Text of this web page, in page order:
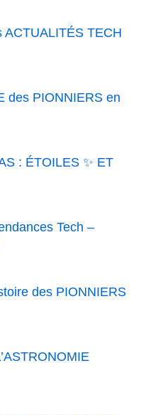
ACTUALITÉS TECH
des PIONNIERS en
: ÉTOILES ✨ ET
Tech –
des PIONNIERS